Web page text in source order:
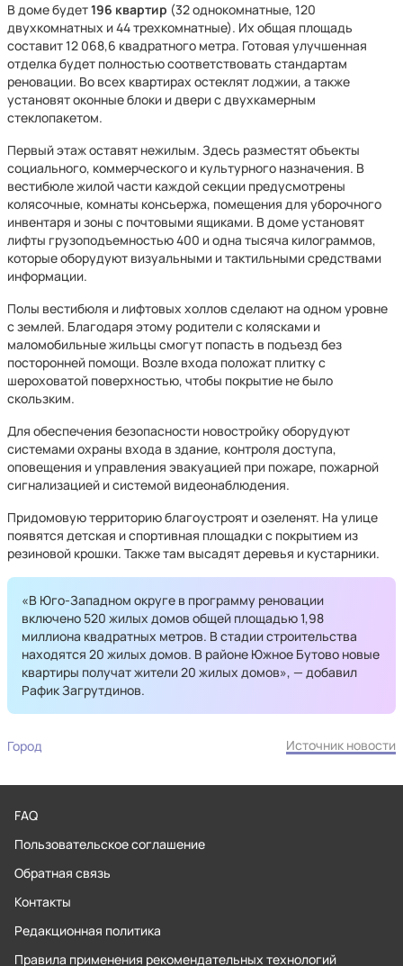
В доме будет196 квартир (32 однокомнатные, 120
двухкомнатных и 44 трехкомнатные). Их общая площадь
составит 12 068,6 квадратного метра. Готовая улучшенная
отделка будет полностью соответствовать стандартам
реновации. Во всех квартирах остеклят лоджии, а также
установят оконные блоки и двери с двухкамерным
стеклопакетом.
Первый этаж оставят нежилым. Здесь разместят объекты
социального, коммерческого и культурного назначения. В
вестибюле жилой части каждой секции предусмотрены
колясочные, комнаты консьержа, помещения для уборочного
инвентаря и зоны с почтовыми ящиками. В доме установят
лифты грузоподъемностью 400 и одна тысяча килограммов,
которые оборудуют визуальными и тактильными средствами
информации.
Полы вестибюля и лифтовых холлов сделают на одном уровне
с землей. Благодаря этому родители с колясками и
маломобильные жильцы смогут попасть в подъезд без
посторонней помощи. Возле входа положат плитку с
шероховатой поверхностью, чтобы покрытие не было
скользким.
Для обеспечения безопасности новостройку оборудуют
системами охраны входа в здание, контроля доступа,
оповещения и управления эвакуацией при пожаре, пожарной
сигнализацией и системой видеонаблюдения.
Придомовую территорию благоустроят и озеленят. На улице
появятся детская и спортивная площадки с покрытием из
резиновой крошки. Также там высадят деревья и кустарники.
«В Юго-Западном округе в программу реновации
включено 520 жилых домов общей площадью 1,98
миллиона квадратных метров. В стадии строительства
находятся 20 жилых домов. В районе Южное Бутово новые
квартиры получат жители 20 жилых домов», — добавил
Рафик Загрутдинов.
Город Источник новости
FAQ
Пользовательское соглашение
Обратная связь
Контакты
Редакционная политика
Правила применения рекомендательных технологий